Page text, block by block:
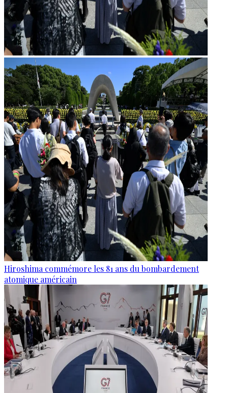
Hiroshima commémore les 81 ans du bombardement
atomique américain